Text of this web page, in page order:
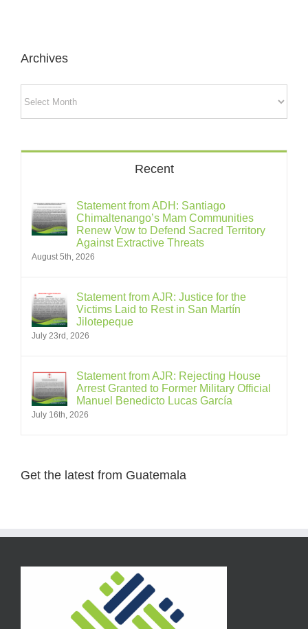
Archives
Recent
Statement from ADH: Santiago
Chimaltenango’s Mam Communities
Renew Vow to Defend Sacred Territory
Against Extractive Threats
August 5th, 2026
Statement from AJR: Justice for the
Victims Laid to Rest in San Martín
Jilotepeque
July 23rd, 2026
Statement from AJR: Rejecting House
Arrest Granted to Former Military Official
Manuel Benedicto Lucas García
July 16th, 2026
Get the latest from Guatemala